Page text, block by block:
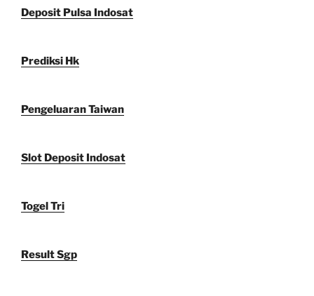
Deposit Pulsa Indosat
Prediksi Hk
Pengeluaran Taiwan
Slot Deposit Indosat
Togel Tri
Result Sgp